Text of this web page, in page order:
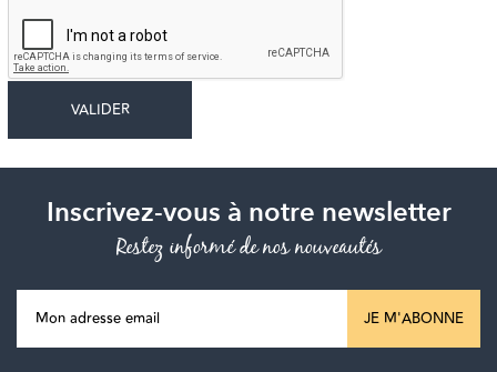
Inscrivez-vous à notre newsletter
Restez informé de nos nouveautés
JE M'ABONNE